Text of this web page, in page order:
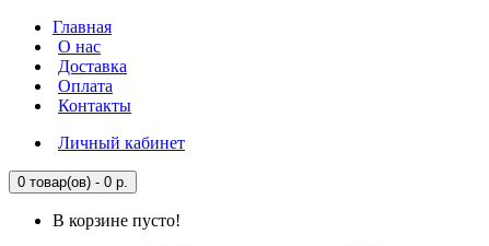
Главная
О нас
Доставка
Оплата
Контакты
Личный кабинет
0 товар(ов) - 0 р.
В корзине пусто!